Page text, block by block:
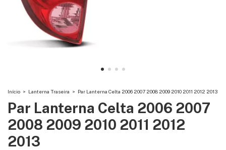
Início > Lanterna Traseira > Par Lanterna Celta 2006 2007 2008 2009 2010 2011 2012 2013
Par Lanterna Celta 2006 2007
2008 2009 2010 2011 2012
2013